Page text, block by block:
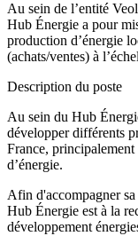
Au sein de l’entité
Hub Énergie a pour
production d’énergie
(achats/ventes) à
Description du poste
Au sein du Hub
développer différents
France,
d’énergie.
Afin d'accompagner
Hub Énergie est à la
développement